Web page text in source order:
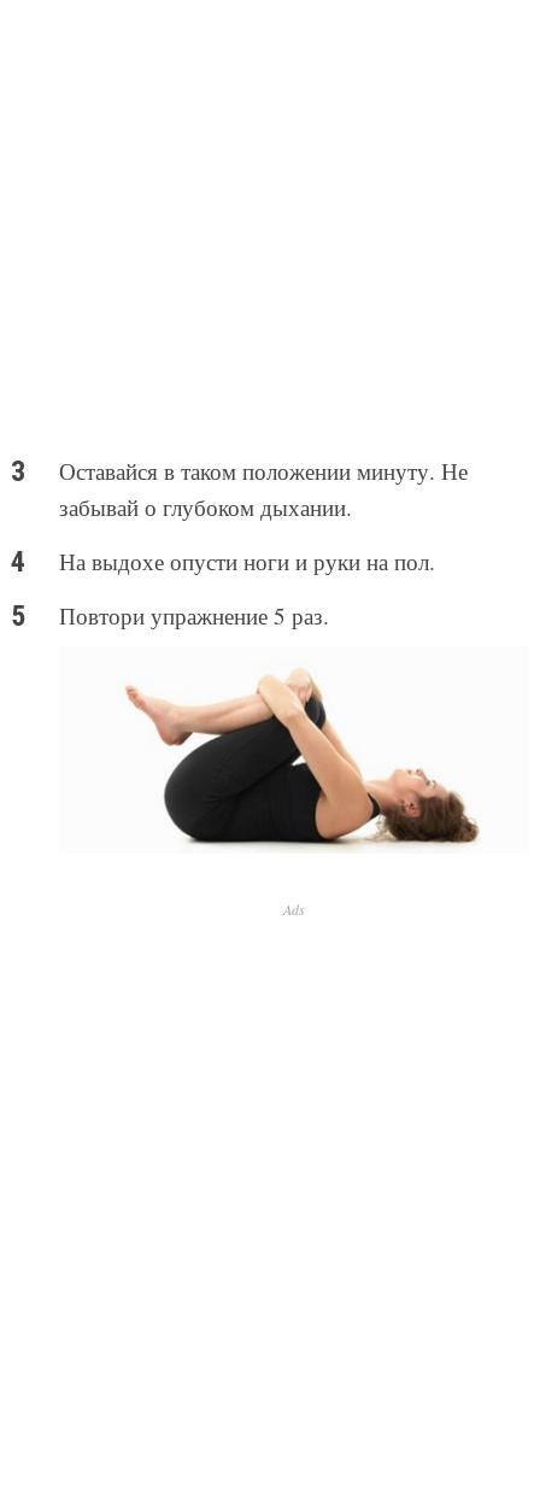
Оставайся в таком положении минуту. Не
забывай о глубоком дыхании.
На выдохе опусти ноги и руки на пол.
Повтори упражнение 5 раз.
Ads